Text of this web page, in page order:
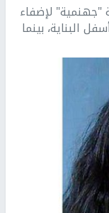
"جهنمية" لإضفاء
البناية، بينما